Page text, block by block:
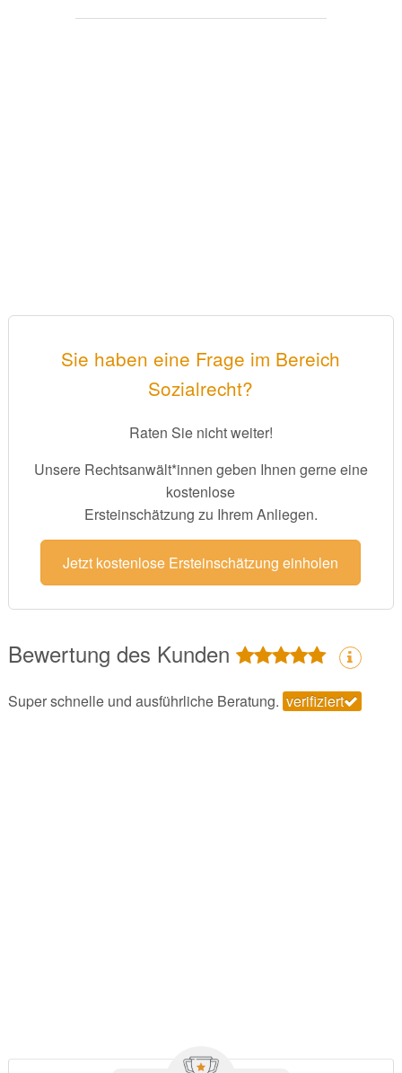
Sie haben eine Frage im Bereich
Sozialrecht?
Raten Sie nicht weiter!
Unsere Rechtsanwält*innen geben Ihnen gerne eine
kostenlose
Ersteinschätzung zu Ihrem Anliegen.
Jetzt kostenlose Ersteinschätzung einholen
Bewertung des Kunden
Super schnelle und ausführliche Beratung. verifiziert